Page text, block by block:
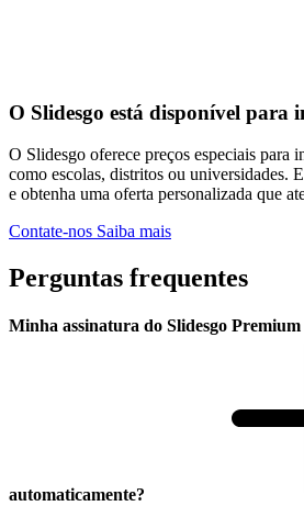
O Slidesgo está disponível para
O Slidesgo oferece preços especiais para
como escolas, distritos ou universidades.
e obtenha uma oferta personalizada que
Contate-nos Saiba mais
Perguntas frequentes
Minha assinatura do Slidesgo Premium
automaticamente?